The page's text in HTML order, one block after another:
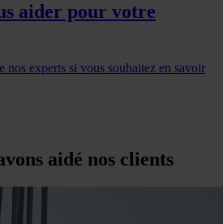
aider pour votre
nos experts si vous souhaitez en savoir
aidé nos clients